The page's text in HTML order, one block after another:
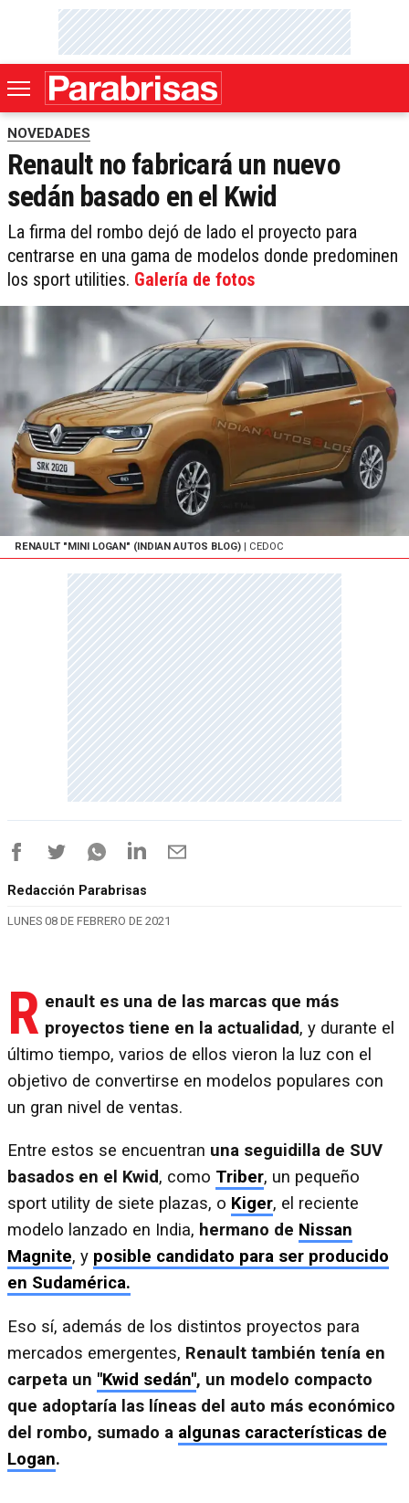
NOVEDADES
Renault no fabricará un nuevo
sedán basado en el Kwid
La firma del rombo dejó de lado el proyecto para
centrarse en una gama de modelos donde predominen
los sport utilities. Galería de fotos
RENAULT "MINI LOGAN" (INDIAN AUTOS BLOG) | CEDOC
Redacción Parabrisas
LUNES 08 DE FEBRERO DE 2021
R enault es una de las marcas que más
proyectos tiene en la actualidad, y durante el
último tiempo, varios de ellos vieron la luz con el
objetivo de convertirse en modelos populares con
un gran nivel de ventas.
Entre estos se encuentran una seguidilla de SUV
basados en el Kwid, como Triber, un pequeño
sport utility de siete plazas, o Kiger, el reciente
modelo lanzado en India, hermano de Nissan
Magnite, y posible candidato para ser producido
en Sudamérica.
Eso sí, además de los distintos proyectos para
mercados emergentes, Renault también tenía en
carpeta un "Kwid sedán", un modelo compacto
que adoptaría las líneas del auto más económico
del rombo, sumado a algunas características de
Logan.